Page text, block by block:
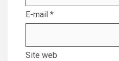
E-mail *
Site web